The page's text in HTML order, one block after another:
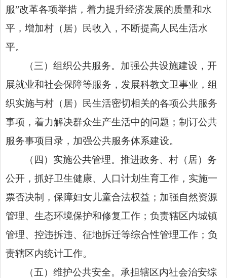
服”改革各项举措，着力提升经济发展的质量和水
平，增加村（居）民收入，不断提高人民生活水
平。
（三）组织公共服务。加强公共设施建设，开
展就业和社会保障等服务，发展科教文卫事业，组
织实施与村（居）民生活密切相关的各项公共服务
事项，着力解决群众生产生活中的问题；制订公共
服务事项目录，加强公共服务体系建设。
（四）实施公共管理。推进政务、村（居）务
公开，抓好卫生健康、人口计划生育工作，实施一
票否决制，保障妇女儿童合法权益；加强自然资源
管理、生态环境保护和修复工作；负责辖区内城镇
管理、控违拆违、征地拆迁等综合性管理工作；负
责辖区内统计工作。
（五）维护公共安全。承担辖区内社会治安综